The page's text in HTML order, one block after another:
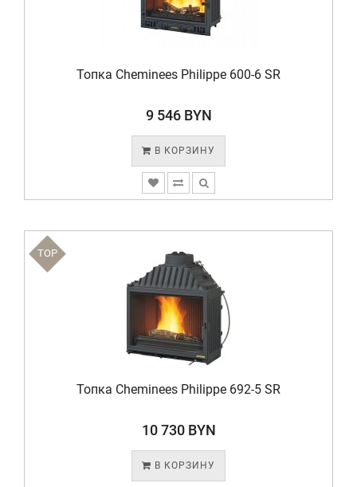
Топка Cheminees Philippe 600-6 SR
9 546 BYN
В КОРЗИНУ
TOP
Топка Cheminees Philippe 692-5 SR
10 730 BYN
В КОРЗИНУ